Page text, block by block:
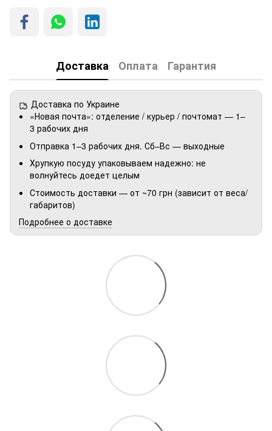
Доставка Оплата Гарантия
Доставка по Украине
«Новая почта»: отделение / курьер / почтомат — 1–
3 рабочих дня
Отправка 1–3 рабочих дня. Сб–Вс — выходные
Хрупкую посуду упаковываем надежно: не
волнуйтесь доедет целым
Стоимость доставки — от ~70 грн (зависит от веса/
габаритов)
Подробнее о доставке